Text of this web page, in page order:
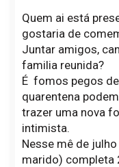
Quem ai está
gostaria de
Juntar amigos,
familia reunida?
É fomos pegos
quarentena
trazer uma nova
intimista.
Nesse mê de
marido) completa